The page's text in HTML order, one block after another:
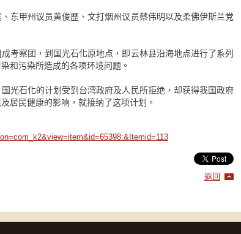
东甲州议员黄俊歷、文打烟州议员蔡伟明以及柔佛伊斯兰党
考察团，到国光石化原地点，即云林县沿海地点进行了系列
和污染所造成的各项环境问题。
光石化的计划受到台湾政府及人民所拒绝，却获得我国政府
居民健康的影响，就接纳了这项计划。
返回